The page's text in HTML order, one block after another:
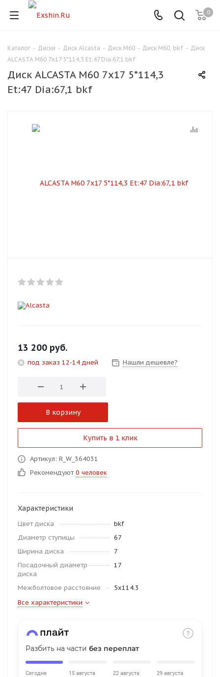
0
Каталог - Диски - Диск Alcasta - Диск M60 - Диск M60, bkf - Диск
ALCASTA M60 7x17 5*114,3 Et:47 Dia:67,1 bkf
Диск ALCASTA M60 7x17 5*114,3
Et:47 Dia:67,1 bkf
13 200 руб.
под заказ 12-14 дней Нашли дешевле?
В корзину
Купить в 1 клик
Артикул: R_W_364031
Рекомендуют 0 человек
Характеристики
Цвет диска
bkf
Диаметр ступицы
67
Ширина диска
7
Посадочный диаметр
диска
17
Межболтовое расстояние
5x114.3
Все характеристики
Разбить на части без переплат
Сегодня 15 августа 22 августа 29 августа
Для клиентов всех банков
Разбейте
оплатуна части
Оплачивайте сегодня только
Оставшиеся 75
% будут
% каждые 2 недели
об оплате Плайтом
недели
plait.ru